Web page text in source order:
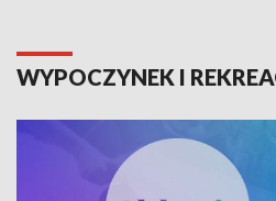
WYPOCZYNEK I